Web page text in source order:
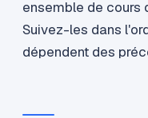
ensemble de cours
Suivez-les dans
dépendent des